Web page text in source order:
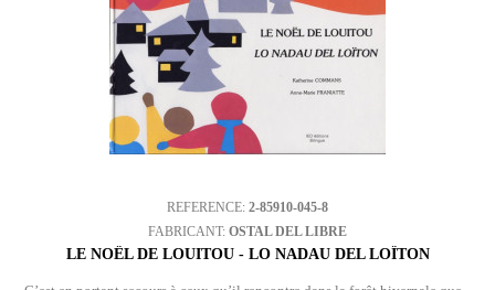
REFERENCE: 2-85910-045-8
FABRICANT: OSTAL DEL LIBRE
LE NOËL DE LOUITOU - LO NADAU DEL LOÏTON